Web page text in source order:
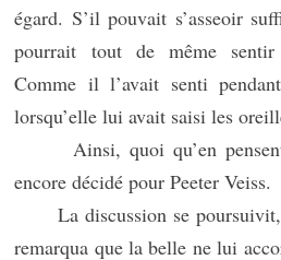
égard. S’il pouvait s’asseoir
pourrait tout de même sentir
Comme il l’avait senti
lorsqu’elle lui avait saisi les
Ainsi, quoi qu’en pensent
encore décidé pour Peeter Veiss.
La discussion se poursuivit,
remarqua que la belle ne lui